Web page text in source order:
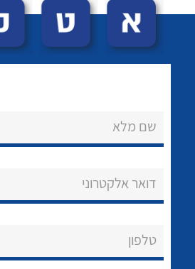
הצוות שלנו
שירותי תמיכה
שם מלא
דואר אלקטרוני
טלפון